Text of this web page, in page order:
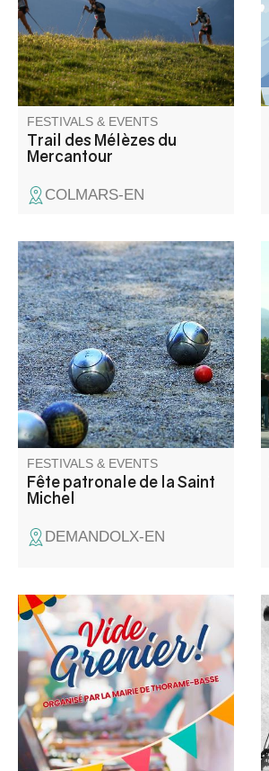
courses await you: 50-25 and
10Km as well as children's
races.
FESTIVALS & EVENTS
Trail des Mélèzes du
Mercantour
COLMARS-EN
Les amis de Demandolx vous
proposent 3 jours de fête, loto,
messe , apéritif, groupe
folklorique, concours de boules
et aïoli.
FESTIVALS & EVENTS
Fête patronale de la Saint
Michel
DEMANDOLX-EN
Venez chiner dans les rues et
places du village. Jouets,
objets de décoration, livres,
vêtements